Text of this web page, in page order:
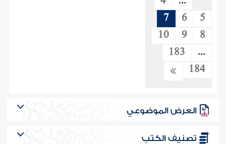
5
6
7
8
9
10
...
183
184
العرض الموضوعي
تصنيف الكتب